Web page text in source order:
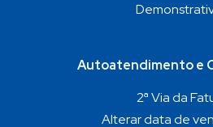
Autoatendimento e
2ª Via da
Alterar data de